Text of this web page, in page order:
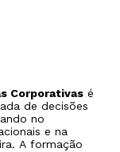
Corporativas é
de decisões
no
e na
A formação